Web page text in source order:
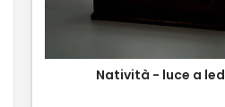
Natività - luce a led